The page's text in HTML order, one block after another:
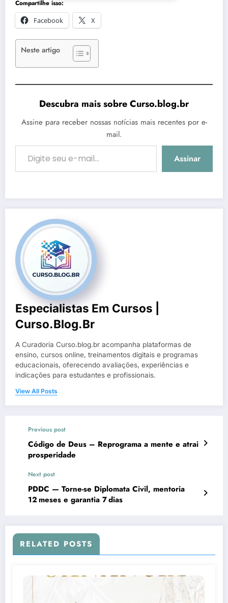
Compartilhe isso:
Facebook
X
Neste artigo
Descubra mais sobre Curso.blog.br
Assine para receber nossas notícias mais recentes por e-
mail.
Digite seu e-mail…
Assinar
Especialistas Em Cursos |
Curso.blog.br
A Curadoria Curso.blog.br acompanha plataformas de
ensino, cursos online, treinamentos digitais e programas
educacionais, oferecendo avaliações, experiências e
indicações para estudantes e profissionais.
View All Posts
Previous post
Código de Deus – Reprograma a mente e atrai
prosperidade
Next post
PDDC — Torne-se Diplomata Civil, mentoria
12 meses e garantia 7 dias
RELATED POSTS